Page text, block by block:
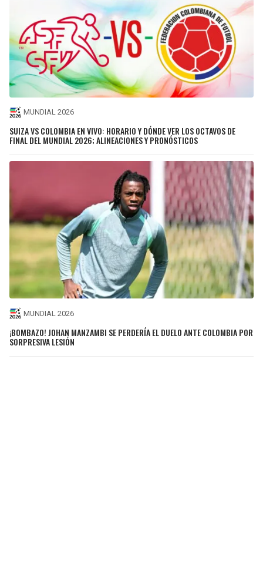
MUNDIAL 2026
SUIZA VS COLOMBIA EN VIVO: HORARIO Y DÓNDE VER LOS OCTAVOS DE
FINAL DEL MUNDIAL 2026; ALINEACIONES Y PRONÓSTICOS
MUNDIAL 2026
¡BOMBAZO! JOHAN MANZAMBI SE PERDERÍA EL DUELO ANTE COLOMBIA POR
SORPRESIVA LESIÓN